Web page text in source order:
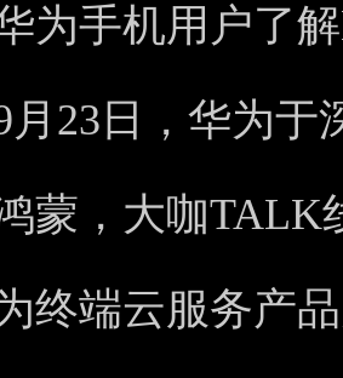
为手机用户了
月23日，华为于
蒙，大咖TALK
终端云服务产